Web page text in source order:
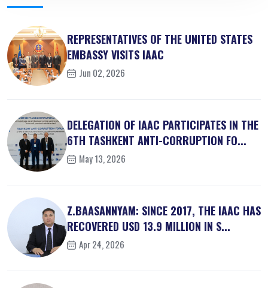
REPRESENTATIVES OF THE UNITED STATES
EMBASSY VISITS IAAC
Jun 02, 2026
DELEGATION OF IAAC PARTICIPATES IN THE
6TH TASHKENT ANTI-CORRUPTION FO...
May 13, 2026
Z.BAASANNYAM: SINCE 2017, THE IAAC HAS
RECOVERED USD 13.9 MILLION IN S...
Apr 24, 2026